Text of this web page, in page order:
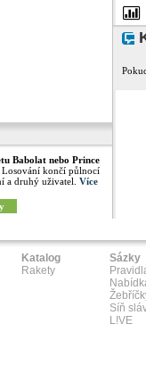
Babolat nebo Prince
Losování končí půlnocí
a druhý uživatel. Více
Katalog
Rakety
Sázky
Síň
L!VE